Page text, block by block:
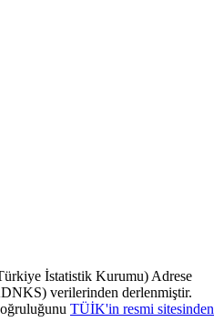
İstatistik Kurumu) Adrese
verilerinden derlenmiştir.
TÜİK'in resmi sitesinden